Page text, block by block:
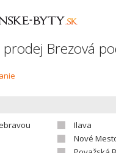
Brezová
Ilava
Nové